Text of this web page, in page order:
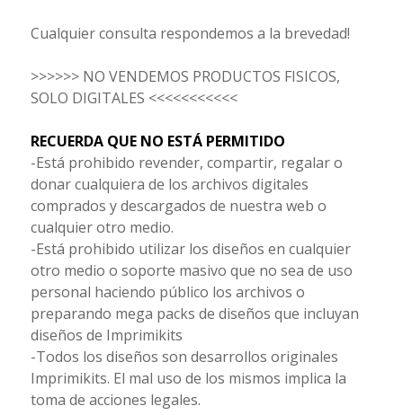
Cualquier consulta respondemos a la brevedad!
>>>>>> NO VENDEMOS PRODUCTOS FISICOS,
SOLO DIGITALES <<<<<<<<<<<
RECUERDA QUE NO ESTÁ PERMITIDO
-Está prohibido revender, compartir, regalar o
donar cualquiera de los archivos digitales
comprados y descargados de nuestra web o
cualquier otro medio.
-Está prohibido utilizar los diseños en cualquier
otro medio o soporte masivo que no sea de uso
personal haciendo público los archivos o
preparando mega packs de diseños que incluyan
diseños de Imprimikits
-Todos los diseños son desarrollos originales
Imprimikits. El mal uso de los mismos implica la
toma de acciones legales.